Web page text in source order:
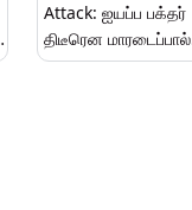
Attack: ஐயப்ப பக்தர்
திடீரென மாரடைப்பால்
மரணம்.. துடிதுடித்த